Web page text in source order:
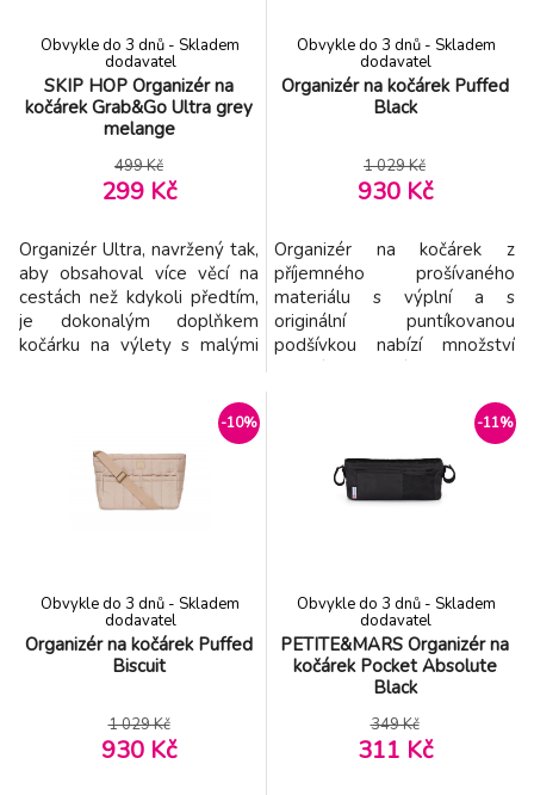
930 Kč
Hauck Play On Me 2023
239 Kč
SKIP HOP Organizér na
kočárek Grab&Go Ultra grey
melange
Obvykle do 3 dnů - Skladem
dodavatel
499 Kč
299 Kč
Organizér Ultra, navržený tak,
aby obsahoval více věcí na
cestách než kdykoli předtím,
je dokonalým doplňkem
kočárku na výlety s malými
přidali i boční poutka pro
zavěšení klíčů, hraček a
podobně. Do tří vnitřních
přihrádek se vejdou velké
láhve a sklenice, přičemž jsou
Organizér na kočárek Puffed
Black
Obvykle do 3 dnů - Skladem
dodavatel
1 029 Kč
930 Kč
Organizér na kočárek z
příjemného prošívaného
materiálu s výplní a s
originální puntíkovanou
podšívkou nabízí množství
potřebného na procházkách a
výletech s vaším
dítětem. Ramenní
popruh umožňuje nošení přes
-10%
Organizér na kočárek Puffed
Biscuit
Obvykle do 3 dnů - Skladem
dodavatel
1 029 Kč
930 Kč
-11%
PETITE&MARS Organizér na
kočárek Pocket Absolute
Black
Obvykle do 3 dnů - Skladem
dodavatel
349 Kč
311 Kč